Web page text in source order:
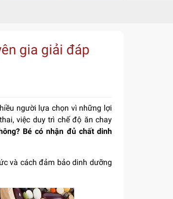
gia giải đáp
người lựa chọn vì những lợi
việc duy trì chế độ ăn chay
Bé có nhận đủ chất dinh
và cách đảm bảo dinh dưỡng